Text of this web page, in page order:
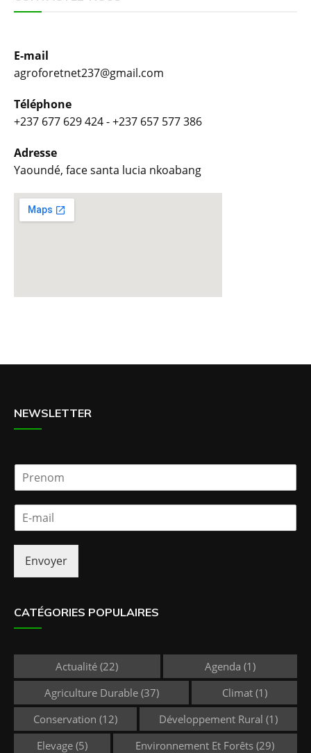
E-mail
agroforetnet237@gmail.com
Téléphone
+237 677 629 424 - +237 657 577 386
Adresse
Yaoundé, face santa lucia nkoabang
NEWSLETTER
l
Envoyer
CATÉGORIES POPULAIRES
Actualité (22) Agenda (1)
Agriculture Durable(37) Climat(1)
Conservation (12) Développement Rural (1)
Elevage(5) Environnement Et Forêts (29)